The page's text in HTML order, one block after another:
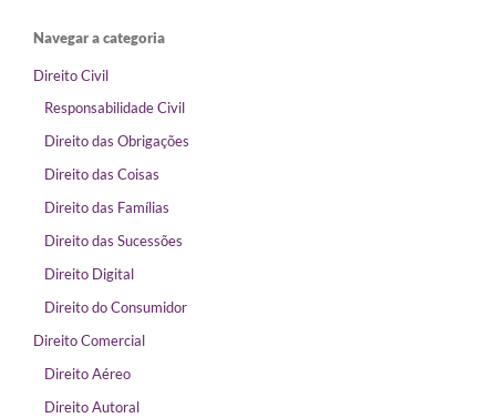
Navegar a categoria
Direito Civil
Responsabilidade Civil
Direito das Obrigações
Direito das Coisas
Direito das Famílias
Direito das Sucessões
Direito Digital
Direito do Consumidor
Direito Comercial
Direito Aéreo
Direito Autoral